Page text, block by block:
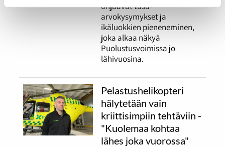
ohjaavat tasa-
arvokysymykset ja
ikäluokkien pieneneminen,
joka alkaa näkyä
Puolustusvoimissa jo
lähivuosina.
Pelastushelikopteri
hälytetään vain
kriittisimpiin tehtäviin -
"Kuolemaa kohtaa
lähes joka vuorossa"